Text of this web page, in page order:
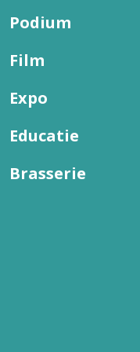
Podium
Film
Expo
Educatie
Brasserie